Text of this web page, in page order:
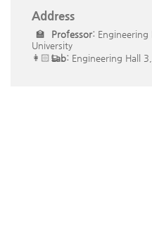
Address
🏫 Professor: Engineering
University
👩🏻‍💻Lab: Engineering Hall